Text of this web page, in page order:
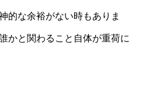
的な余裕がない時もありま
かと関わること自体が重荷に